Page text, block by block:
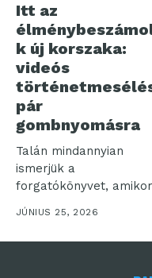
Itt az
k új korszaka:
videós
pár
gombnyomásra
Talán mindannyian
ismerjük a
forgatókönyvet, amikor
egy felejthetetlen
utazásról hazatérve
száz...
JÚNIUS 25, 2026